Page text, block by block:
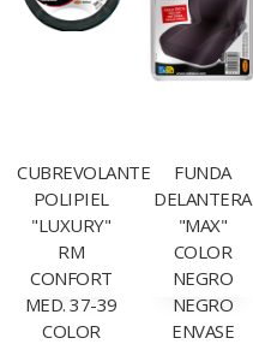
CUBREVOLANTE
POLIPIEL
"LUXURY"
RM
CONFORT
MED. 37-39
COLOR
FUNDA
DELANTERA
"MAX"
COLOR
NEGRO
NEGRO
ENVASE